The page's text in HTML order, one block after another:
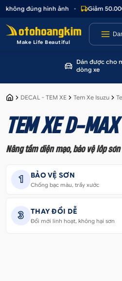
đúng hình ảnh • Giảm 50.000₫
Make Life Beautiful
Dán được cho
dòng xe
DECAL - TEM XE Tem Xe Isuzu
TEM XE D-MAX
Nâng tầm diện mạo, bảo vệ lớp
1 BẢO VỆ SƠN
Chống bạc màu, trầy xước
3 THAY ĐỔI DỄ
Đổi mới linh hoạt, không hại sơn